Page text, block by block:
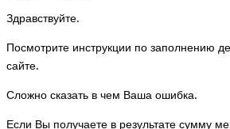
Здравствуйте.
Посмотрите инструкции по заполнению
сайте.
Сложно сказать в чем Ваша ошибка.
Если Вы получаете в результате сумму